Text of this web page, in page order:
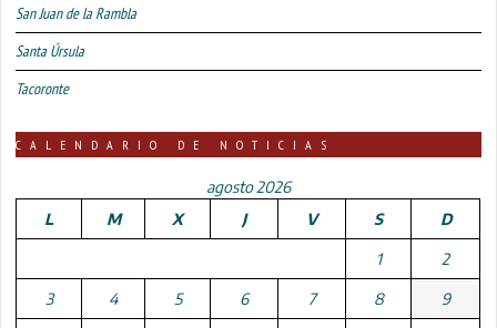
San Juan de la Rambla
Santa Úrsula
Tacoronte
CALENDARIO DE NOTICIAS
agosto 2026
L
M X J V S D
1 2
3 4 5 6 7 8 9